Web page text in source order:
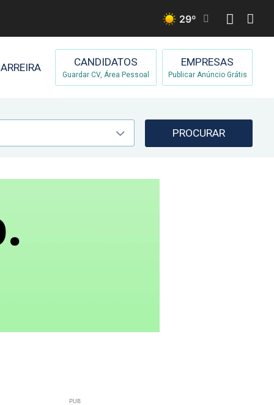
29º
CANDIDATOS
Guardar CV, Área Pessoal
EMPRESAS
Publicar Anúncio Grátis
PROCURAR